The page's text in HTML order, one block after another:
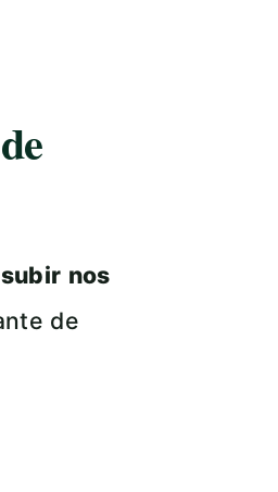
nos
de